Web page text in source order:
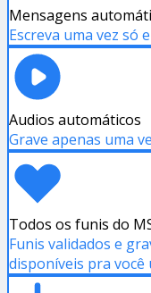
Mensagens
Escreva uma vez só
Audios automáticos
Grave apenas uma
Todos os funis do
Funis validados e
disponíveis pra